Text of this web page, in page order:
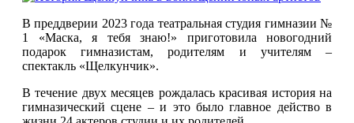
В преддверии 2023 года театральная студия гимназии №
1 «Маска, я тебя знаю!» приготовила новогодний
подарок гимназистам, родителям и учителям –
спектакль «Щелкунчик».
В течение двух месяцев рождалась красивая история на
гимназический сцене – и это было главное действо в